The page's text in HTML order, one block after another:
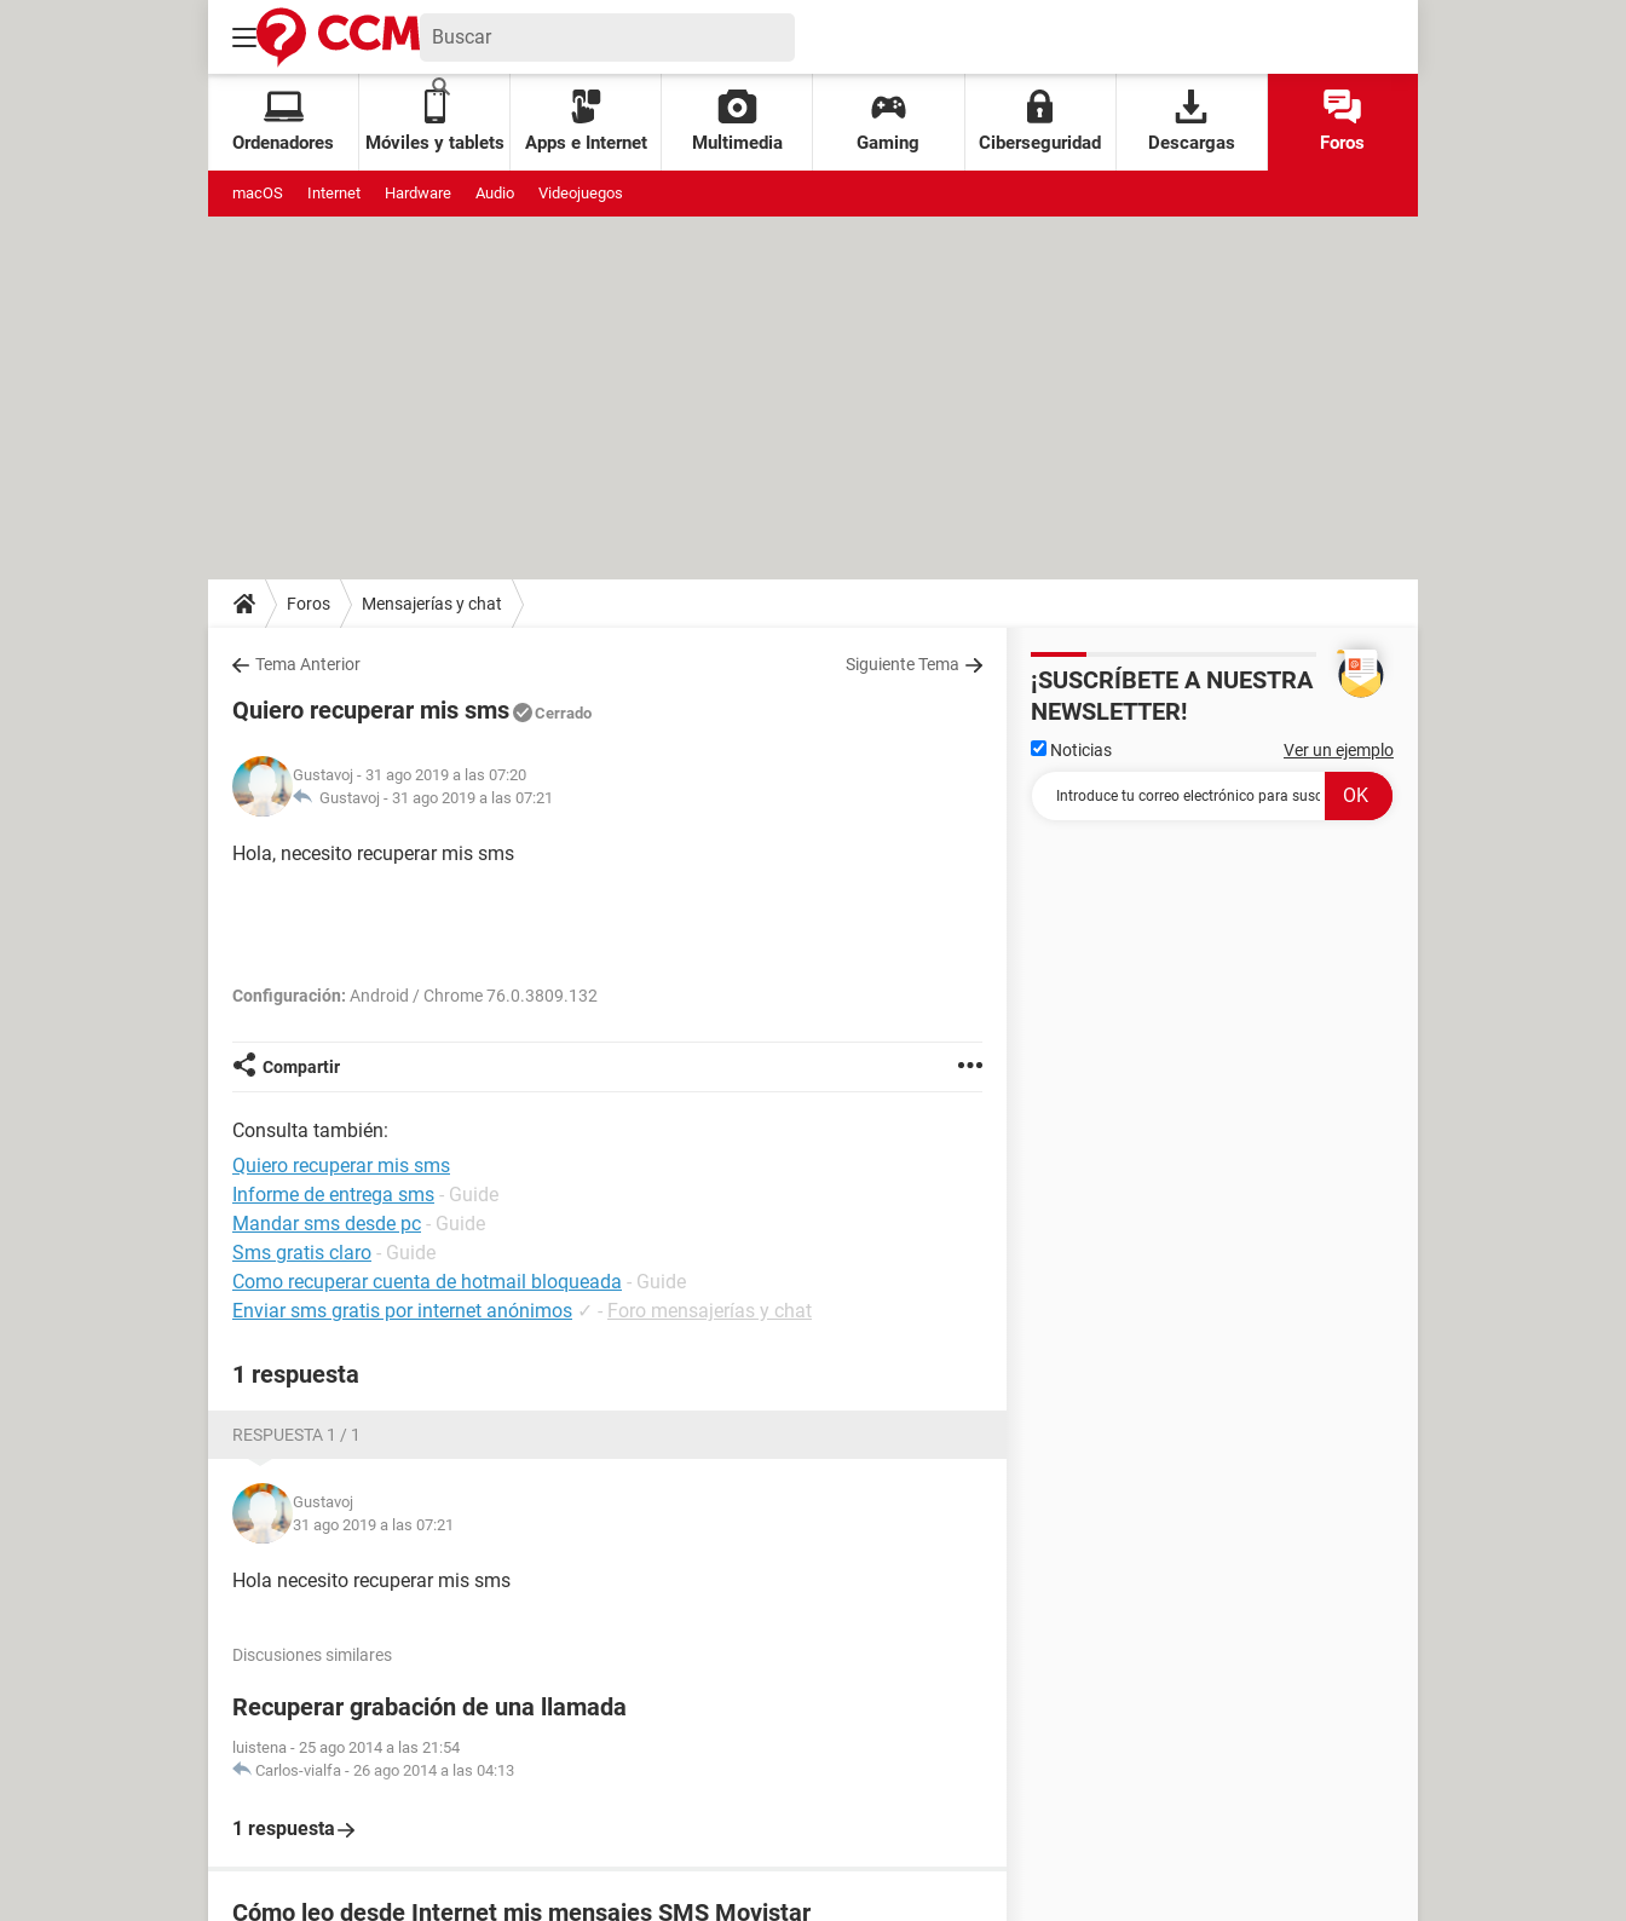
Ordenadores Móviles y tablets Apps e Internet Multimedia Gaming Ciberseguridad Descargas Foros
macOS Internet Hardware Audio Videojuegos
Foros Mensajerías y chat
Tema Anterior Siguiente Tema
Quiero recuperar mis sms Cerrado
Gustavoj - 31 ago 2019 a las 07:20
Gustavoj - 31 ago 2019 a las 07:21
Hola, necesito recuperar mis sms
Configuración: Android / Chrome 76.0.3809.132
Compartir
Consulta también:
Quiero recuperar mis sms
Informe de entrega sms - Guide
Mandar sms desde pc - Guide
Sms gratis claro - Guide
Como recuperar cuenta de hotmail bloqueada - Guide
Enviar sms gratis por internet anónimos ✓ - Foro mensajerías y chat
1 respuesta
RESPUESTA 1 / 1
Gustavoj
31 ago 2019 a las 07:21
Hola necesito recuperar mis sms
Discusiones similares
Recuperar grabación de una llamada
luistena - 25 ago 2014 a las 21:54
Carlos-vialfa - 26 ago 2014 a las 04:13
1 respuesta
Cómo leo desde Internet mis mensajes SMS Movistar
¡SUSCRÍBETE A NUESTRA
NEWSLETTER!
Noticias Ver un ejemplo